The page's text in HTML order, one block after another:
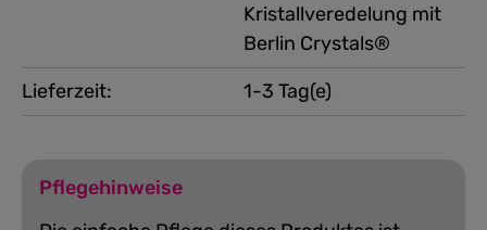
Kristallveredelung mit
Berlin Crystals®
Lieferzeit: 1-3 Tag(e)
Pflegehinweise